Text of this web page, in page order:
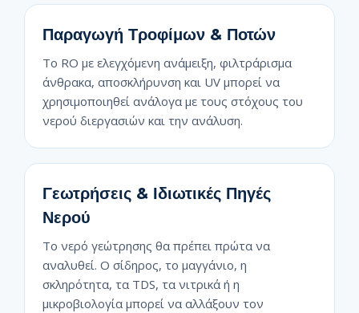
Παραγωγή Τροφίμων & Ποτών
Το RO με ελεγχόμενη ανάμειξη, φιλτράρισμα
άνθρακα, αποσκλήρυνση και UV μπορεί να
χρησιμοποιηθεί ανάλογα με τους στόχους του
νερού διεργασιών και την ανάλυση.
Γεωτρήσεις & Ιδιωτικές Πηγές
Νερού
Το νερό γεώτρησης θα πρέπει πρώτα να
αναλυθεί. Ο σίδηρος, το μαγγάνιο, η
σκληρότητα, τα TDS, τα νιτρικά ή η
μικροβιολογία μπορεί να αλλάξουν τον